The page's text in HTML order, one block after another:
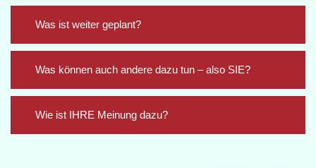
Was ist weiter geplant?
Was können auch andere dazu tun – also SIE?
Wie ist IHRE Meinung dazu?